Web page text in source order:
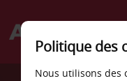
Welcome
Politique des
Nous utilisons des